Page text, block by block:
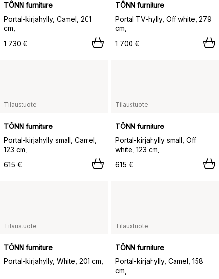
TÔNN furniture
Portal-kirjahylly, Camel, 201
cm,
1 730 €
TÔNN furniture
Portal TV-hylly, Off white, 279
cm,
1 700 €
Tilaustuote
TÔNN furniture
Portal-kirjahylly small, Camel,
123 cm,
615 €
Tilaustuote
TÔNN furniture
Portal-kirjahylly small, Off
white, 123 cm,
615 €
Tilaustuote
TÔNN furniture
Portal-kirjahylly, White, 201 cm,
Tilaustuote
TÔNN furniture
Portal-kirjahylly, Camel, 158
cm,